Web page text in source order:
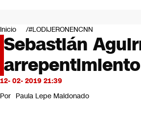
Mundo
Negocios
Deportes
Programas completos
Cultura
Servicios
Bits
CNN Data
Inicio #LODIJERONENCNN
Sebastián
12- 02- 2019 21:39
Por Paula Lepe Maldonado